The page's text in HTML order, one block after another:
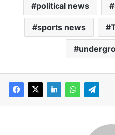
political news
sports news